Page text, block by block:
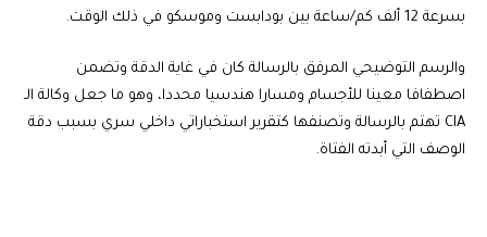
بسرعة 12 ألف كم/ساعة بين بودابست وموسكو في ذلك الوقت.
والرسم التوضيحي المرفق بالرسالة كان في غاية الدقة وتضمن
اصطفافا معينا للأجسام ومسارا هندسيا محددا، وهو ما جعل وكالة الـ
CIA تهتم بالرسالة وتصنفها كتقرير استخباراتي داخلي سري بسبب دقة
الوصف التي أبدته الفتاة.